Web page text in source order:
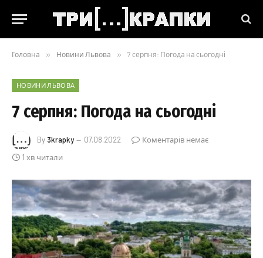
Головна » Новини Львова » 7 серпня: Погода на сьогодні
НОВИНИ ЛЬВОВА
7 серпня: Погода на сьогодні
By 3krapky 07.08.2022
Коментарів немає
1 хв читали